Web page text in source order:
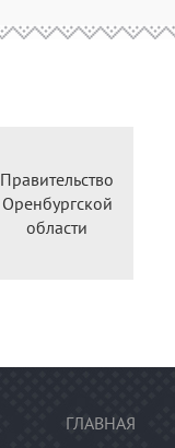
Правительство
Оренбургской
области
ГЛАВНАЯ